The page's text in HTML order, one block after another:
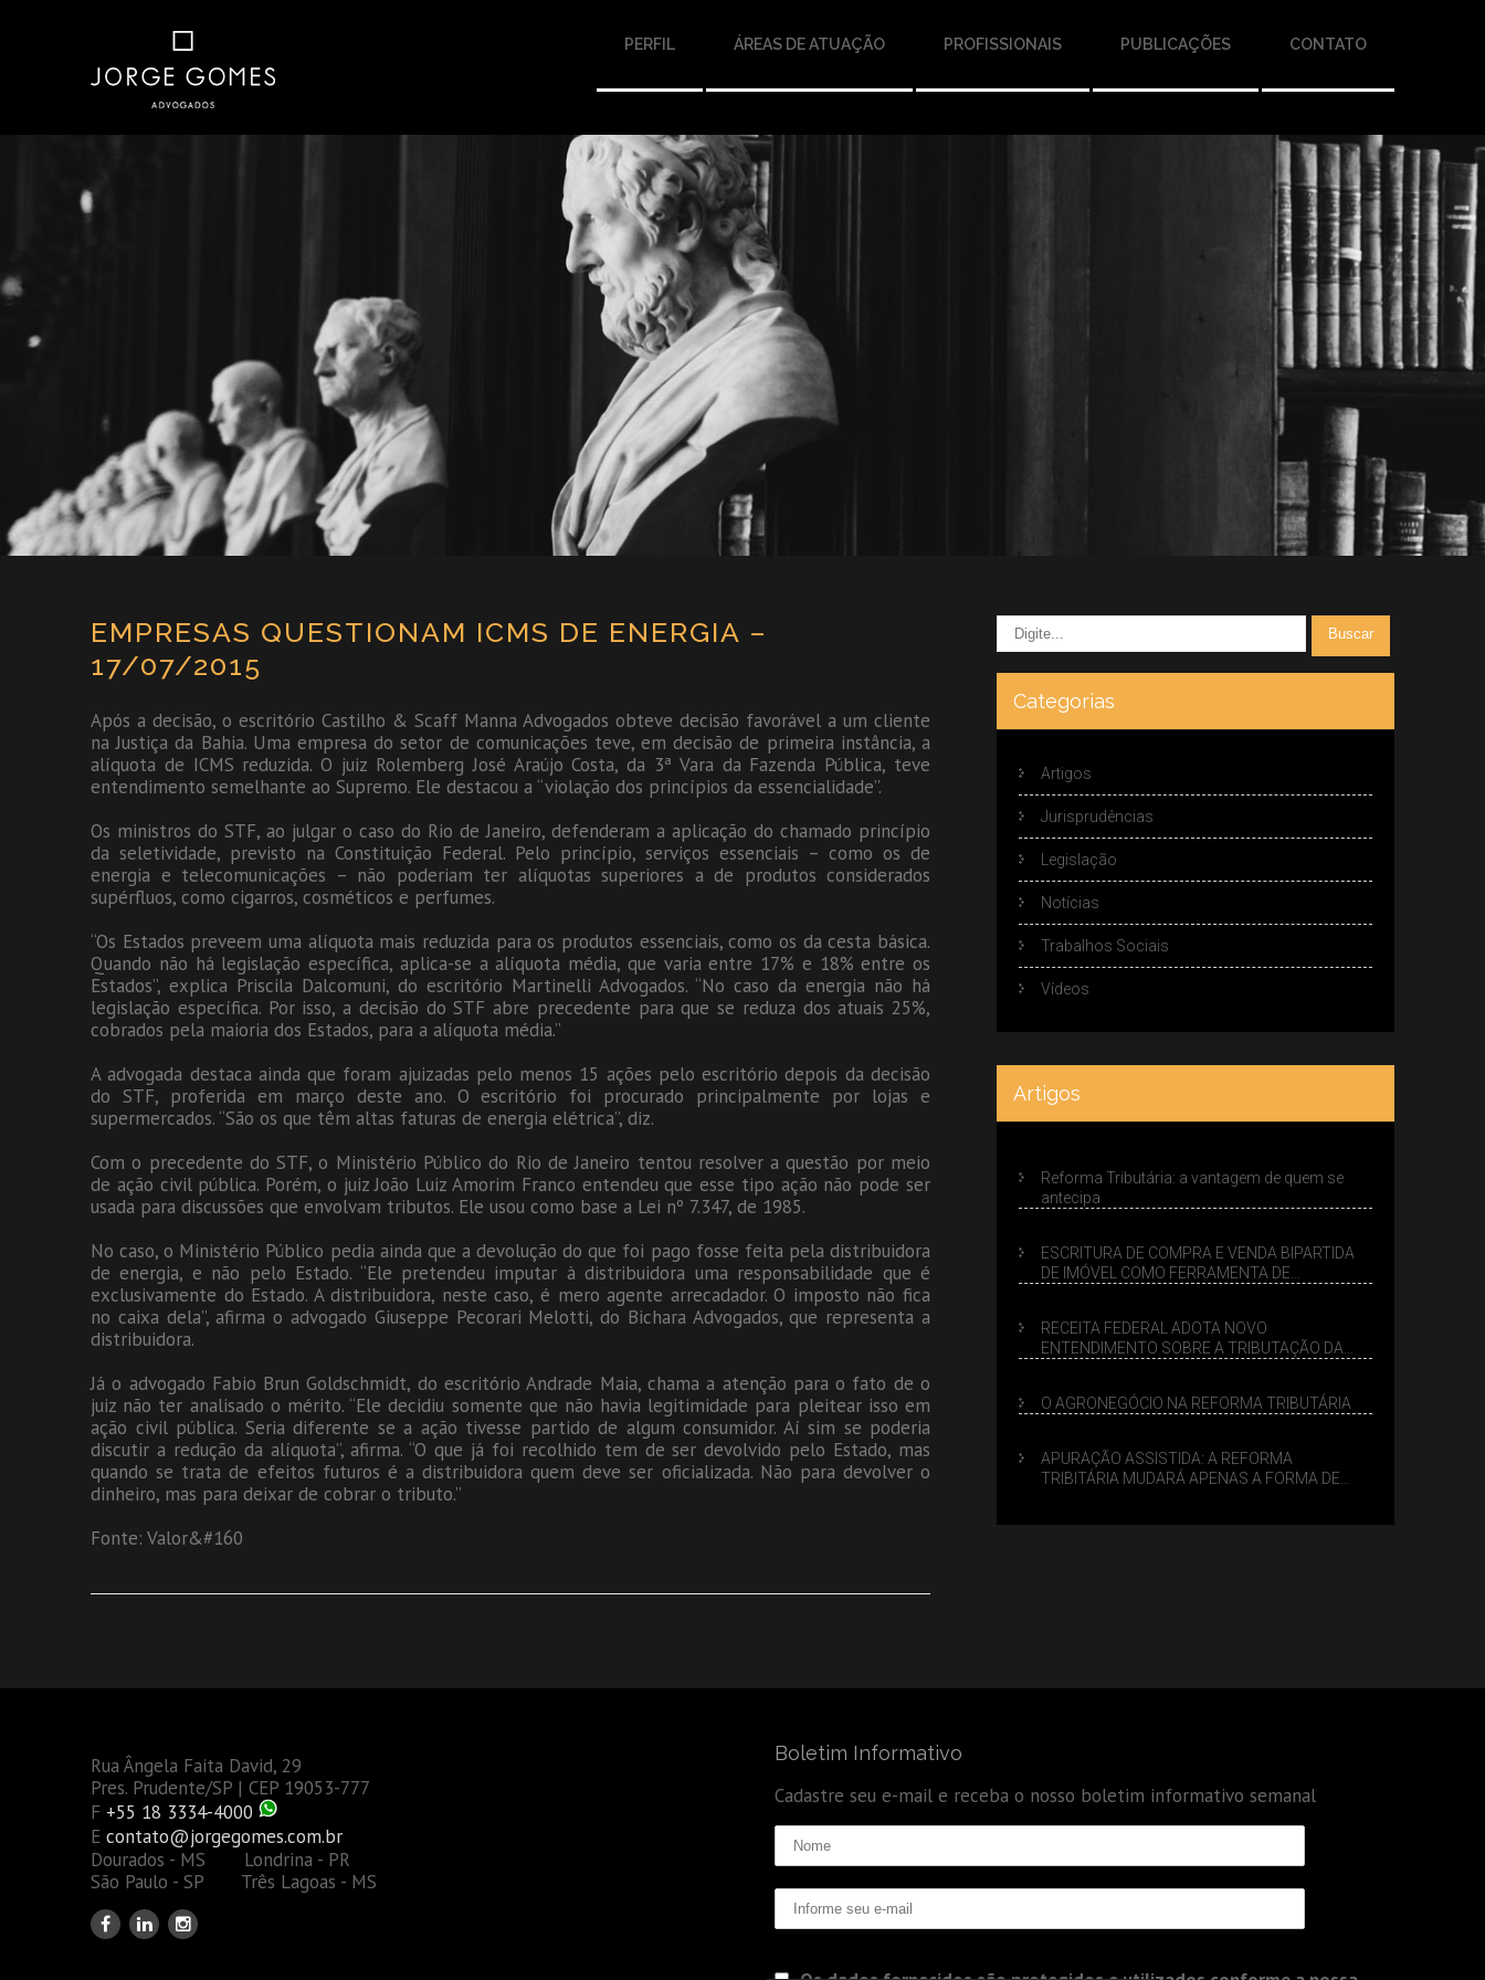
PERFIL ÁREAS DE ATUAÇÃO PROFISSIONAIS PUBLICAÇÕES CONTATO
EMPRESAS QUESTIONAM ICMS DE ENERGIA –
17/07/2015
Após a decisão, o escritório Castilho & Scaff Manna Advogados obteve decisão favorável a um cliente
na Justiça da Bahia. Uma empresa do setor de comunicações teve, em decisão de primeira instância, a
alíquota de ICMS reduzida. O juiz Rolemberg José Araújo Costa, da 3ª Vara da Fazenda Pública, teve
entendimento semelhante ao Supremo. Ele destacou a “violação dos princípios da essencialidade”.
Os ministros do STF, ao julgar o caso do Rio de Janeiro, defenderam a aplicação do chamado princípio
da seletividade, previsto na Constituição Federal. Pelo princípio, serviços essenciais – como os de
energia e telecomunicações – não poderiam ter alíquotas superiores a de produtos considerados
supérfluos, como cigarros, cosméticos e perfumes.
“Os Estados preveem uma alíquota mais reduzida para os produtos essenciais, como os da cesta básica.
Quando não há legislação específica, aplica-se a alíquota média, que varia entre 17% e 18% entre os
Estados”, explica Priscila Dalcomuni, do escritório Martinelli Advogados. “No caso da energia não há
legislação específica. Por isso, a decisão do STF abre precedente para que se reduza dos atuais 25%,
cobrados pela maioria dos Estados, para a alíquota média.”
A advogada destaca ainda que foram ajuizadas pelo menos 15 ações pelo escritório depois da decisão
do STF, proferida em março deste ano. O escritório foi procurado principalmente por lojas e
supermercados. “São os que têm altas faturas de energia elétrica”, diz.
Com o precedente do STF, o Ministério Público do Rio de Janeiro tentou resolver a questão por meio
de ação civil pública. Porém, o juiz João Luiz Amorim Franco entendeu que esse tipo ação não pode ser
usada para discussões que envolvam tributos. Ele usou como base a Lei nº 7.347, de 1985.
No caso, o Ministério Público pedia ainda que a devolução do que foi pago fosse feita pela distribuidora
de energia, e não pelo Estado. “Ele pretendeu imputar à distribuidora uma responsabilidade que é
exclusivamente do Estado. A distribuidora, neste caso, é mero agente arrecadador. O imposto não fica
no caixa dela”, afirma o advogado Giuseppe Pecorari Melotti, do Bichara Advogados, que representa a
distribuidora.
Já o advogado Fabio Brun Goldschmidt, do escritório Andrade Maia, chama a atenção para o fato de o
juiz não ter analisado o mérito. “Ele decidiu somente que não havia legitimidade para pleitear isso em
ação civil pública. Seria diferente se a ação tivesse partido de algum consumidor. Aí sim se poderia
discutir a redução da alíquota”, afirma. “O que já foi recolhido tem de ser devolvido pelo Estado, mas
quando se trata de efeitos futuros é a distribuidora quem deve ser oficializada. Não para devolver o
dinheiro, mas para deixar de cobrar o tributo.”
Fonte: Valor&#160
Categorias
Artigos
Jurisprudências
Legislação
Notícias
Trabalhos Sociais
Vídeos
Artigos
Reforma Tributária: a vantagem de quem se
antecipa
ESCRITURA DE COMPRA E VENDA BIPARTIDA
DE IMÓVEL COMO FERRAMENTA DE
RECEITA FEDERAL ADOTA NOVO
ENTENDIMENTO SOBRE A TRIBUTAÇÃO DA
O AGRONEGÓCIO NA REFORMA TRIBUTÁRIA
APURAÇÃO ASSISTIDA: A REFORMA
TRIBITÁRIA MUDARÁ APENAS A FORMA DE
Rua Ângela Faita David, 29
Pres. Prudente/SP | CEP 19053-777
F +55 18 3334-4000
E contato@jorgegomes.com.br
Dourados - MS Londrina - PR
São Paulo - SP Três Lagoas - MS
Boletim Informativo
Cadastre seu e-mail e receba o nosso boletim informativo semanal